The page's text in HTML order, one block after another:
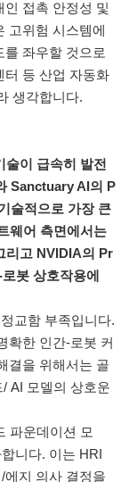
접촉 안정성 및
고위험 시스템에
좌우할 것으로
터 등 산업 자동화
생각합니다.
술이 급속히 발전
Sanctuary AI의 P
술적으로 가장 큰
웨어 측면에서는
리고 NVIDIA의 Pr
봇 상호작용에
교함 부족입니다.
확한 인간-로봇 커
결을 위해서는 골
AI 모델의 상호운
파운데이션 모
니다. 이는 HRI
에지 의사 결정을